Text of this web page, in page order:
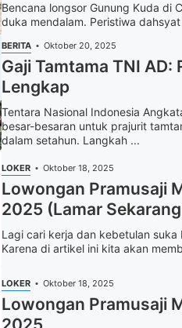
Bencana longsor Gunung Kuda di
duka mendalam. Peristiwa
BERITA Oktober 20, 2025
Gaji Tamtama TNI AD:
Lengkap
Tentara Nasional Indonesia
besar-besaran untuk prajurit
dalam setahun. Langkah ...
LOKER Oktober 18, 2025
Lowongan Pramusaji
2025 (Lamar
Lagi cari kerja dan kebetulan suka
Karena di artikel ini kita akan
LOKER Oktober 18, 2025
Lowongan Pramusaji